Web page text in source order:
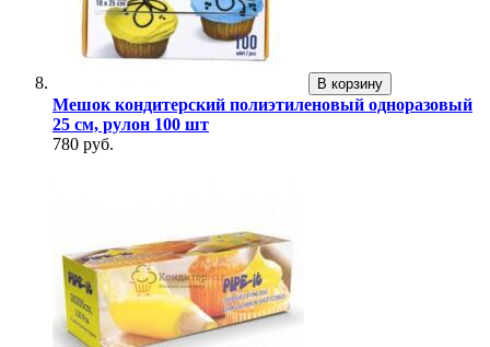
В корзину
Мешок кондитерский полиэтиленовый одноразовый
25 см, рулон 100 шт
780 руб.